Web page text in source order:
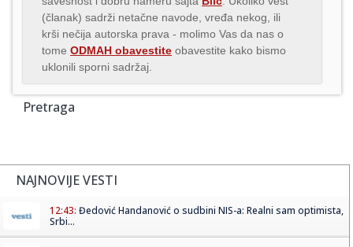
(članak) sadrži netačne navode, vređa nekog, ili
krši nečija autorska prava - molimo Vas da nas o
tome ODMAH obavestite obavestite kako bismo
uklonili sporni sadržaj.
Pretraga
NAJNOVIJE VESTI
12:43: Đedović Handanović o sudbini NIS-a: Realni sam optimista,
Srbi...